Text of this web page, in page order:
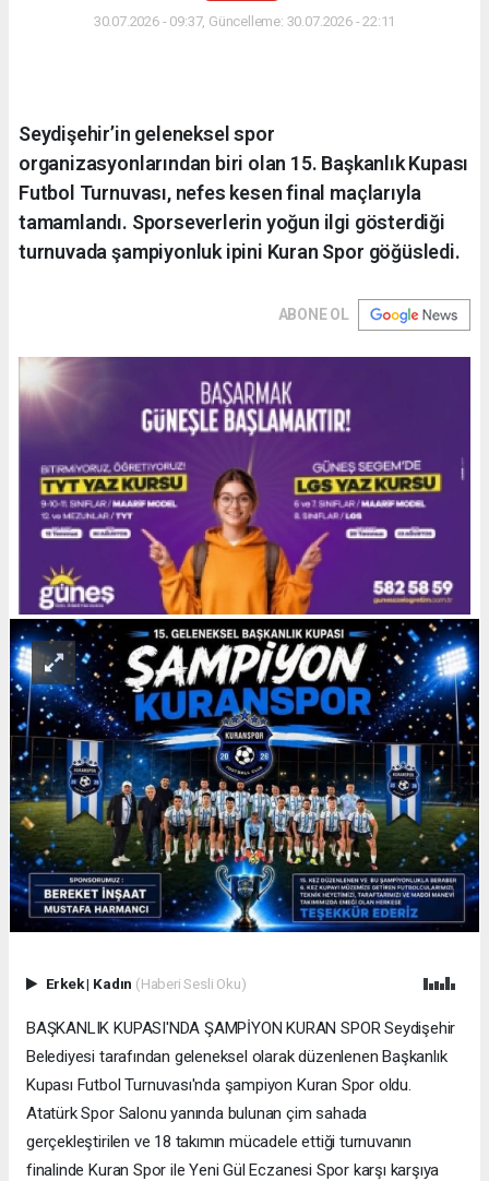
30.07.2026 - 09:37, Güncelleme: 30.07.2026 - 22:11
Seydişehir’in geleneksel spor
organizasyonlarından biri olan 15. Başkanlık Kupası
Futbol Turnuvası, nefes kesen final maçlarıyla
tamamlandı. Sporseverlerin yoğun ilgi gösterdiği
turnuvada şampiyonluk ipini Kuran Spor göğüsledi.
ABONE OL
Erkek| Kadın (Haberi Sesli Oku)
BAŞKANLIK KUPASI'NDA ŞAMPİYON KURAN SPOR Seydişehir
Belediyesi tarafından geleneksel olarak düzenlenen Başkanlık
Kupası Futbol Turnuvası'nda şampiyon Kuran Spor oldu.
Atatürk Spor Salonu yanında bulunan çim sahada
gerçekleştirilen ve 18 takımın mücadele ettiği turnuvanın
finalinde Kuran Spor ile Yeni Gül Eczanesi Spor karşı karşıya